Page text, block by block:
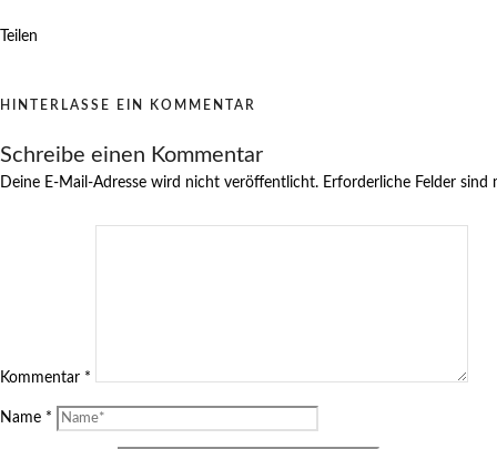
Teilen
HINTERLASSE EIN KOMMENTAR
Schreibe einen Kommentar
Deine E-Mail-Adresse wird nicht veröffentlicht. Erforderliche Felder sind
Kommentar *
Name *